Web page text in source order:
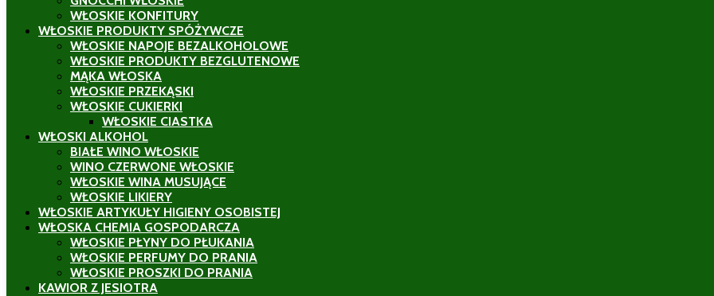
WŁOSKIE KONFITURY
WŁOSKIE PRODUKTY SPÓŻYWCZE
WŁOSKIE NAPOJE BEZALKOHOLOWE
WŁOSKIE PRODUKTY BEZGLUTENOWE
MĄKA WŁOSKA
WŁOSKIE PRZEKĄSKI
WŁOSKIE CUKIERKI
WŁOSKIE CIASTKA
WŁOSKI ALKOHOL
BIAŁE WINO WŁOSKIE
WINO CZERWONE WŁOSKIE
WŁOSKIE WINA MUSUJĄCE
WŁOSKIE LIKIERY
WŁOSKIE ARTYKUŁY HIGIENY OSOBISTEJ
WŁOSKA CHEMIA GOSPODARCZA
WŁOSKIE PŁYNY DO PŁUKANIA
WŁOSKIE PERFUMY DO PRANIA
WŁOSKIE PROSZKI DO PRANIA
KAWIOR Z JESIOTRA